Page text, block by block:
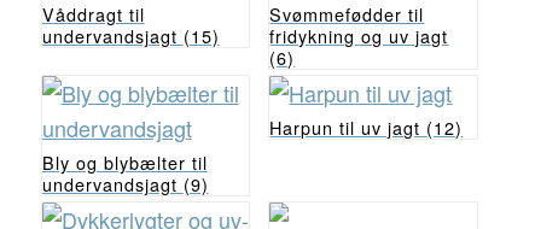
Våddragt til
undervandsjagt (15)
Svømmefødder til
fridykning og uv jagt
(6)
Bly og blybælter til
undervandsjagt (9)
Harpun til uv jagt (12)